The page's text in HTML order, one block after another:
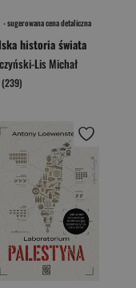
- sugerowana cena detaliczna
historia świata
Lis Michał